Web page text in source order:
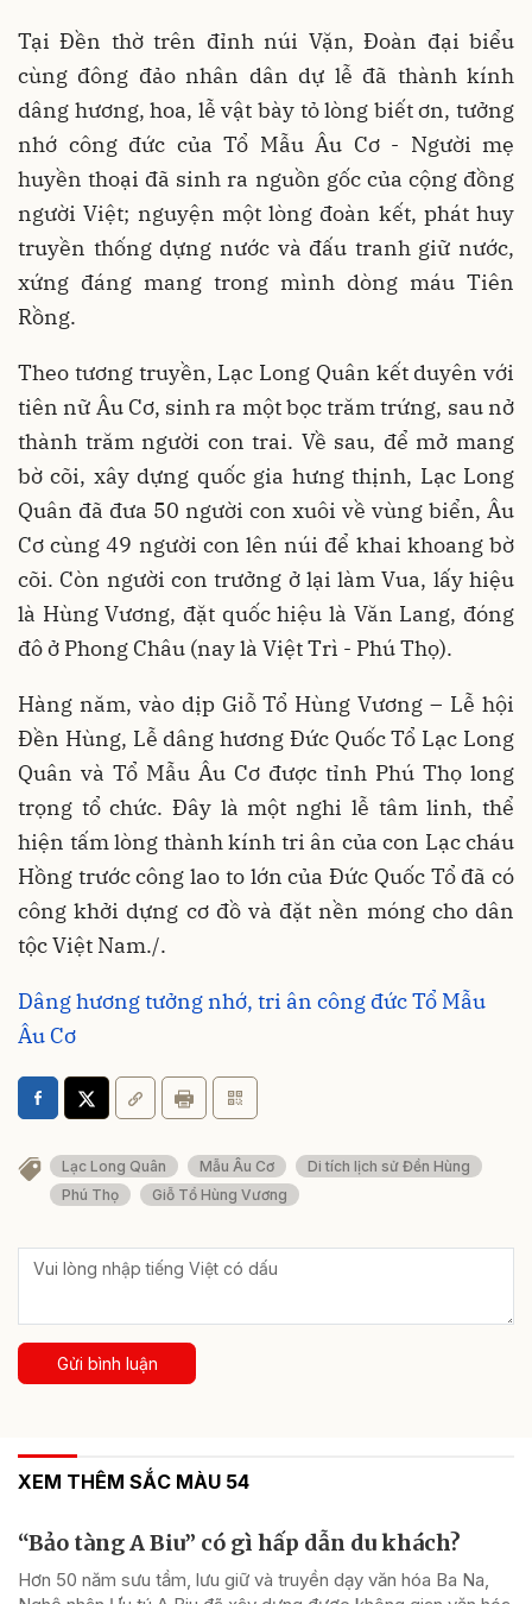
Tại Đền thờ trên đỉnh núi Vặn, Đoàn đại biểu
cùng đông đảo nhân dân dự lễ đã thành kính
dâng hương, hoa, lễ vật bày tỏ lòng biết ơn, tưởng
nhớ công đức của Tổ Mẫu Âu Cơ - Người mẹ
huyền thoại đã sinh ra nguồn gốc của cộng đồng
người Việt; nguyện một lòng đoàn kết, phát huy
truyền thống dựng nước và đấu tranh giữ nước,
xứng đáng mang trong mình dòng máu Tiên
Rồng.
Theo tương truyền, Lạc Long Quân kết duyên với
tiên nữ Âu Cơ, sinh ra một bọc trăm trứng, sau nở
thành trăm người con trai. Về sau, để mở mang
bờ cõi, xây dựng quốc gia hưng thịnh, Lạc Long
Quân đã đưa 50 người con xuôi về vùng biển, Âu
Cơ cùng 49 người con lên núi để khai khoang bờ
cõi. Còn người con trưởng ở lại làm Vua, lấy hiệu
là Hùng Vương, đặt quốc hiệu là Văn Lang, đóng
đô ở Phong Châu (nay là Việt Trì - Phú Thọ).
Hàng năm, vào dịp Giỗ Tổ Hùng Vương – Lễ hội
Đền Hùng, Lễ dâng hương Đức Quốc Tổ Lạc Long
Quân và Tổ Mẫu Âu Cơ được tỉnh Phú Thọ long
trọng tổ chức. Đây là một nghi lễ tâm linh, thể
hiện tấm lòng thành kính tri ân của con Lạc cháu
Hồng trước công lao to lớn của Đức Quốc Tổ đã có
công khởi dựng cơ đồ và đặt nền móng cho dân
tộc Việt Nam./.
Dâng hương tưởng nhớ, tri ân công đức Tổ Mẫu
Âu Cơ
Lạc Long Quân Mẫu Âu Cơ
Di tích lịch sử Đền Hùng
Phú Thọ
Giỗ Tổ Hùng Vương
Gửi bình luận
XEM THÊM SẮC MÀU 54
“Bảo tàng A Biu” có gì hấp dẫn du khách?
Hơn 50 năm sưu tầm, lưu giữ và truyền dạy văn hóa Ba Na,